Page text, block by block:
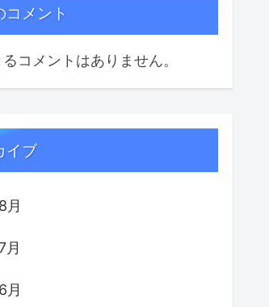
コメント
コメントはありません。
イブ
月
月
月